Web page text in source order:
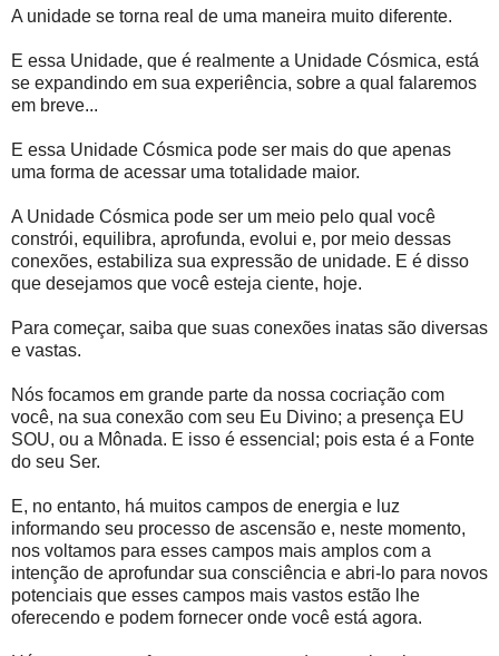
A unidade se torna real de uma maneira muito diferente.
E essa Unidade, que é realmente a Unidade Cósmica, está
se expandindo em sua experiência, sobre a qual falaremos
em breve...
E essa Unidade Cósmica pode ser mais do que apenas
uma forma de acessar uma totalidade maior.
A Unidade Cósmica pode ser um meio pelo qual você
constrói, equilibra, aprofunda, evolui e, por meio dessas
conexões, estabiliza sua expressão de unidade. E é disso
que desejamos que você esteja ciente, hoje.
Para começar, saiba que suas conexões inatas são diversas
e vastas.
Nós focamos em grande parte da nossa cocriação com
você, na sua conexão com seu Eu Divino; a presença EU
SOU, ou a Mônada. E isso é essencial; pois esta é a Fonte
do seu Ser.
E, no entanto, há muitos campos de energia e luz
informando seu processo de ascensão e, neste momento,
nos voltamos para esses campos mais amplos com a
intenção de aprofundar sua consciência e abri-lo para novos
potenciais que esses campos mais vastos estão lhe
oferecendo e podem fornecer onde você está agora.